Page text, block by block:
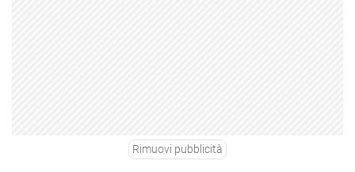
Rimuovi pubblicità